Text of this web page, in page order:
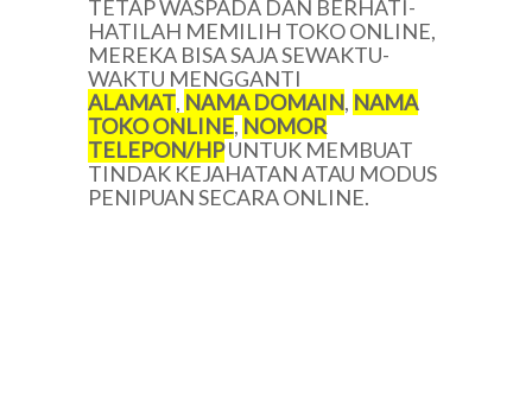
TETAP WASPADA DAN BERHATI-
HATILAH MEMILIH TOKO ONLINE,
MEREKA BISA SAJA SEWAKTU-
WAKTU MENGGANTI
ALAMAT, NAMA DOMAIN, NAMA
TOKO ONLINE, NOMOR
TELEPON/HPUNTUK MEMBUAT
TINDAK KEJAHATAN ATAU MODUS
PENIPUAN SECARA ONLINE.